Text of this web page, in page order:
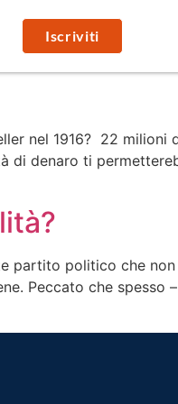
Iscriviti
nel 1916? 22 milioni
di denaro ti
partito politico che
Peccato che spesso